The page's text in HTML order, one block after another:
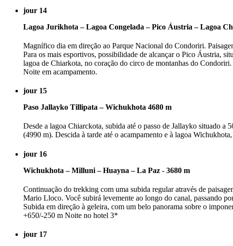
jour 14
Lagoa Jurikhota – Lagoa Congelada – Pico Áustria – Lagoa
Magnífico dia em direção ao Parque Nacional do Condoriri.
Para os mais esportivos, possibilidade de alcançar o Pico Áustria,
lagoa de Chiarkota, no coração do circo de montanhas do
Noite em acampamento.
jour 15
Paso Jallayko Tillipata – Wichukhota 4680 m
Desde a lagoa Chiarckota, subida até o passo de Jallayko situado a
(4990 m). Descida à tarde até o acampamento e à lagoa
jour 16
Wichukhota – Milluni – Huayna – La Paz - 3680 m
Continuação do trekking com uma subida regular através de
Mario Lloco. Você subirá levemente ao longo do canal, passando
Subida em direção à geleira, com um belo panorama sobre o
+650/-250 m Noite no hotel 3*
jour 17